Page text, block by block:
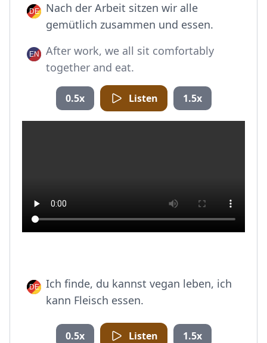
Nach der Arbeit sitzen wir alle
gemütlich zusammen und essen.
After work, we all sit comfortably
together and eat.
0.5x Listen 1.5x
Ich finde, du kannst vegan leben, ich
kann Fleisch essen.
0.5x Listen 1.5x